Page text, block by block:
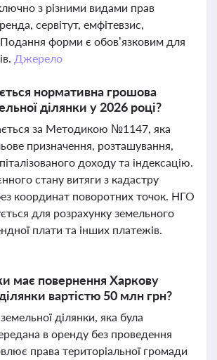
з різними видами прав
сервітут, емфітевзис,
Подання форми є обов’язковим для
Джерело
нормативна грошова
ділянки у 2026 році?
за Методикою №1147, яка
призначення, розташування,
доходу та індексацію.
стану витяги з кадастру
координат поворотних точок. НГО
для розрахунку земельного
плати та інших платежів.
має повернення Харкову
вартістю 50 млн грн?
ділянки, яка була
в оренду без проведення
права територіальної громади